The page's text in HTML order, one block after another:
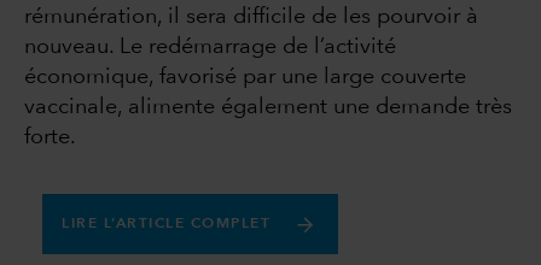
rémunération, il sera difficile de les pourvoir à
nouveau. Le redémarrage de l’activité
économique, favorisé par une large couverte
vaccinale, alimente également une demande très
forte.
LIRE L’ARTICLE COMPLET